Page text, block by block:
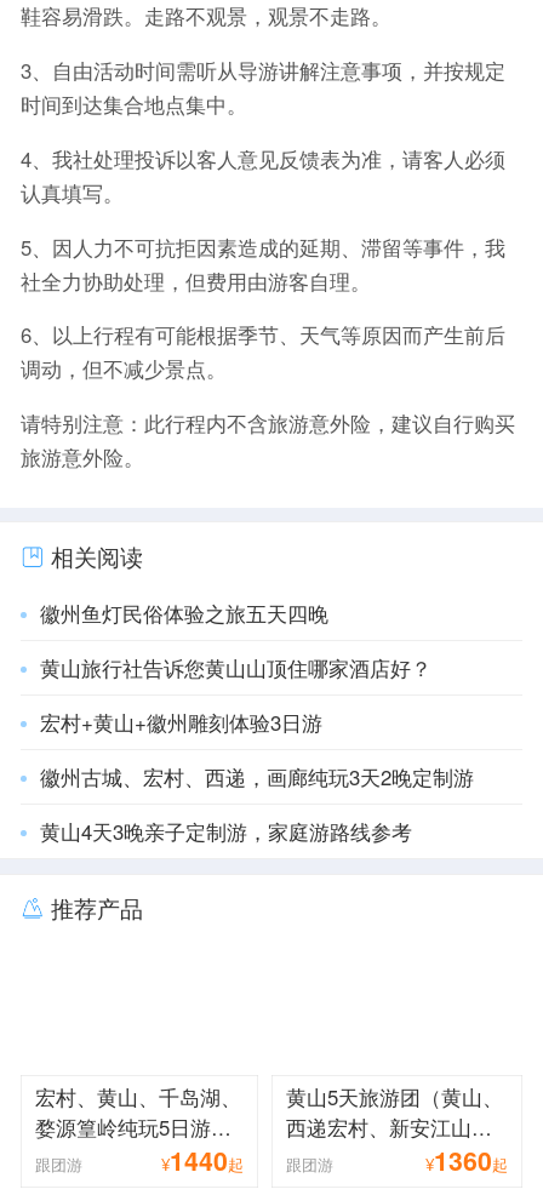
鞋容易滑跌。走路不观景，观景不走路。
3、自由活动时间需听从导游讲解注意事项，并按规定
时间到达集合地点集中。
4、我社处理投诉以客人意见反馈表为准，请客人必须
认真填写。
5、因人力不可抗拒因素造成的延期、滞留等事件，我
社全力协助处理，但费用由游客自理。
6、以上行程有可能根据季节、天气等原因而产生前后
调动，但不减少景点。
请特别注意：此行程内不含旅游意外险，建议自行购买
旅游意外险。
相关阅读
徽州鱼灯民俗体验之旅五天四晚
黄山旅行社告诉您黄山山顶住哪家酒店好？
宏村+黄山+徽州雕刻体验3日游
徽州古城、宏村、西递，画廊纯玩3天2晚定制游
黄山4天3晚亲子定制游，家庭游路线参考
推荐产品
宏村、黄山、千岛湖、
婺源篁岭纯玩5日游
（全景黄山、世遗古
跟团游 ¥1440起
黄山5天旅游团（黄山、
西递宏村、新安江山水
画廊、徽州古城、婺源
跟团游 ¥1360起